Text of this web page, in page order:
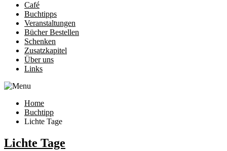
Café
Buchtipps
Veranstaltungen
Bücher Bestellen
Schenken
Zusatzkapitel
Über uns
Links
Home
Buchtipp
Lichte Tage
Lichte Tage